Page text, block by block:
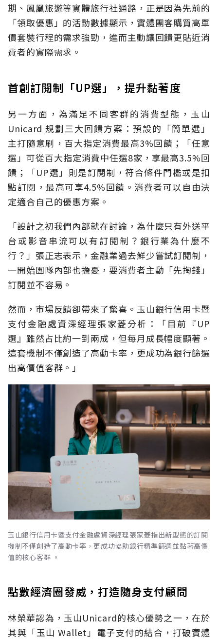
期、鳳凰旅遊等實體旅行社通路，正是因為先前的
「領取優惠」的活動數據顯示，實體團客購買高單
價套裝行程的需求強勁，進而主動讓回饋更貼近消
費者的實際需求。
首創訂閱制「UP選」，提升黏著度
另一方面，為滿足不同客群的消費型態，玉山
Unicard 規劃三大回饋方案：預設的「簡單選」
主打隨意刷，百大指定消費最高3%回饋；「任意
選」可從百大指定消費中任選8家，享最高3.5%回
饋；「UP選」則是訂閱制，符合條件門檻或是扣
點訂閱，最高可享4.5%回饋。消費者可以自由決
定適合自己的優惠方案。
「設計之初我們內部就在討論，為什麼只有外送平
台或影音串流可以有訂閱制？銀行業為什麼不
行？」張正志表示，金融業過去鮮少嘗試訂閱制，
一開始團隊內部也擔憂，要消費者主動「先掏錢」
訂閱並不容易。
然而，市場反饋卻帶來了驚喜。玉山銀行信用卡暨
支付金融處資深經理張家菱分析：「目前『UP
選』雖然占比約一到兩成，但每月成長幅度顯著。
這套機制不僅創造了高動卡率，更成功為銀行篩選
出高價值客群。」
玉山銀行信用卡暨支付金融處資深經理張家菱指出新型態的訂閱
機制不僅創造了高動卡率，更成功協助銀行精準篩選並黏著高價
值的核心客群 。
點數經濟圈發威，打造隨身支付顧問
林榮華認為，玉山Unicard的核心優勢之一，在於
其與「玉山 Wallet」電子支付的結合，打破實體